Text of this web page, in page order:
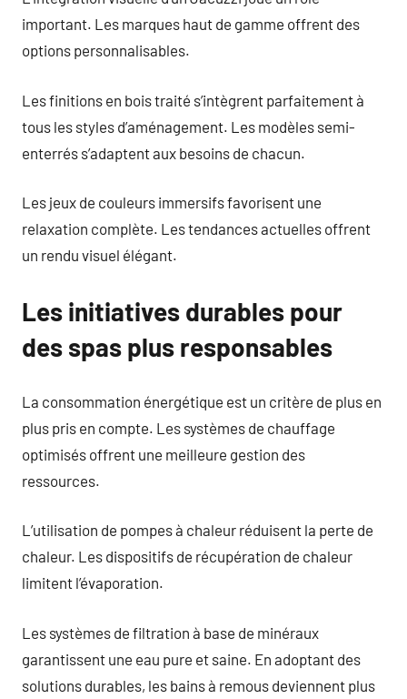
important. Les marques haut de gamme offrent des
options personnalisables.
Les finitions en bois traité s’intègrent parfaitement à
tous les styles d’aménagement. Les modèles semi-
enterrés s’adaptent aux besoins de chacun.
Les jeux de couleurs immersifs favorisent une
relaxation complète. Les tendances actuelles offrent
un rendu visuel élégant.
Les initiatives durables pour
des spas plus responsables
La consommation énergétique est un critère de plus en
plus pris en compte. Les systèmes de chauffage
optimisés offrent une meilleure gestion des
ressources.
L’utilisation de pompes à chaleur réduisent la perte de
chaleur. Les dispositifs de récupération de chaleur
limitent l’évaporation.
Les systèmes de filtration à base de minéraux
garantissent une eau pure et saine. En adoptant des
solutions durables, les bains à remous deviennent plus